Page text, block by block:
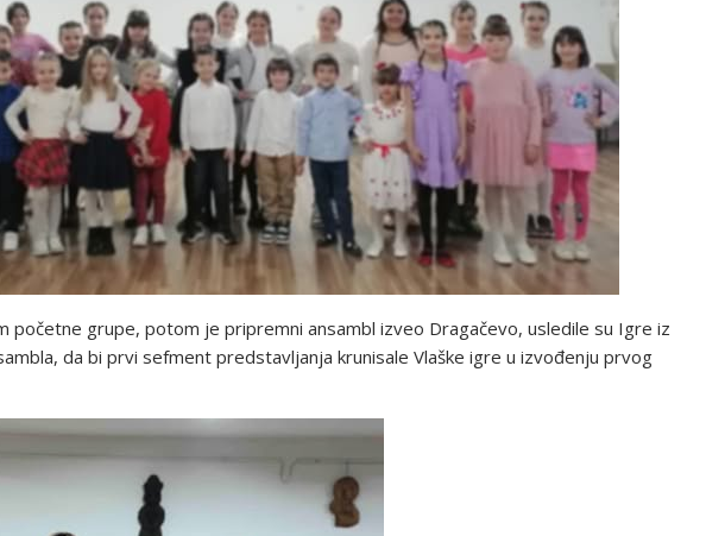
početne grupe, potom je pripremni ansambl izveo Dragačevo, usledile su Igre iz
da bi prvi sefment predstavljanja krunisale Vlaške igre u izvođenju prvog